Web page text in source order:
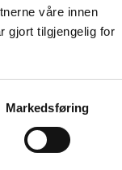
våre innen
gjort tilgjengelig for
Markedsføring
du lyst
å